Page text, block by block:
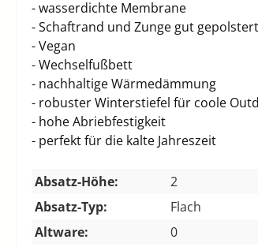
- wasserdichte Membrane
- Schaftrand und Zunge gut gepolstert
- Vegan
- Wechselfußbett
- nachhaltige Wärmedämmung
- robuster Winterstiefel für coole
- hohe Abriebfestigkeit
- perfekt für die kalte Jahreszeit
Absatz-Höhe:
2
Absatz-Typ:
Flach
Altware:
0